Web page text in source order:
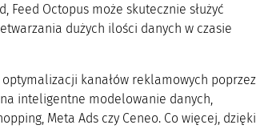
Octopus może skutecznie służyć
dużych ilości danych w czasie
kanałów reklamowych poprzez
inteligentne modelowanie danych,
Meta Ads czy Ceneo. Co więcej, dzięki